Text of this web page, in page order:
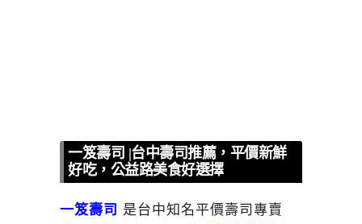
一笈壽司 |台中壽司推薦，平價新鮮
好吃，公益路美食好選擇
一笈壽司 是台中知名平價壽司專賣